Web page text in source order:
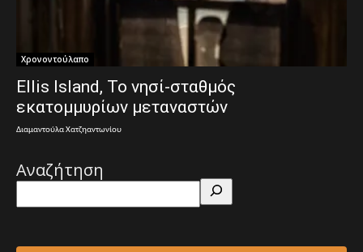
Χρονοντούλαπο
Ellis Island, Το νησί-σταθμός
εκατομμυρίων μεταναστών
Διαμαντούλα Χατζηαντωνίου
Αναζήτηση